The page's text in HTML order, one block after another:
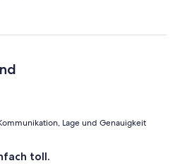
Lage und Genauigkeit
toll.